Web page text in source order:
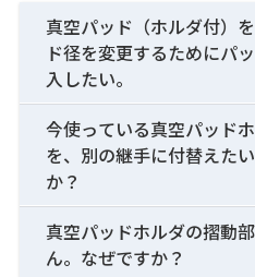
真空パッド（ホルダ付）
ド径を変更するためにパ
入したい。
今使っている真空パッド
を、別の継手に付替えた
か？
真空パッドホルダの摺動
ん。なぜですか？